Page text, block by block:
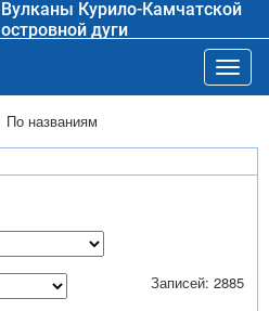
Вулканы Курило-Камчатской
островной дуги
По названиям
Записей: 2885